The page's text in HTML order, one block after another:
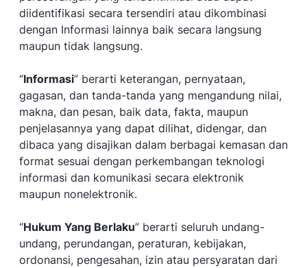
diidentifikasi secara tersendiri atau dikombinasi
dengan Informasi lainnya baik secara langsung
maupun tidak langsung.
“Informasi” berarti keterangan, pernyataan,
gagasan, dan tanda-tanda yang mengandung nilai,
makna, dan pesan, baik data, fakta, maupun
penjelasannya yang dapat dilihat, didengar, dan
dibaca yang disajikan dalam berbagai kemasan dan
format sesuai dengan perkembangan teknologi
informasi dan komunikasi secara elektronik
maupun nonelektronik.
“Hukum Yang Berlaku” berarti seluruh undang-
undang, perundangan, peraturan, kebijakan,
ordonansi, pengesahan, izin atau persyaratan dari